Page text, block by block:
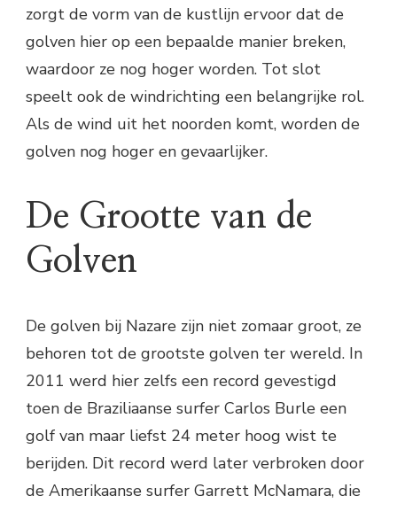
zorgt de vorm van de kustlijn ervoor dat de
golven hier op een bepaalde manier breken,
waardoor ze nog hoger worden. Tot slot
speelt ook de windrichting een belangrijke rol.
Als de wind uit het noorden komt, worden de
golven nog hoger en gevaarlijker.
De Grootte van de
Golven
De golven bij Nazare zijn niet zomaar groot, ze
behoren tot de grootste golven ter wereld. In
2011 werd hier zelfs een record gevestigd
toen de Braziliaanse surfer Carlos Burle een
golf van maar liefst 24 meter hoog wist te
berijden. Dit record werd later verbroken door
de Amerikaanse surfer Garrett McNamara, die